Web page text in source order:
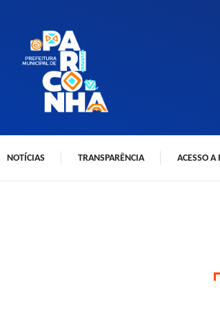
NOTÍCIAS TRANSPARÊNCIA ACESSO A